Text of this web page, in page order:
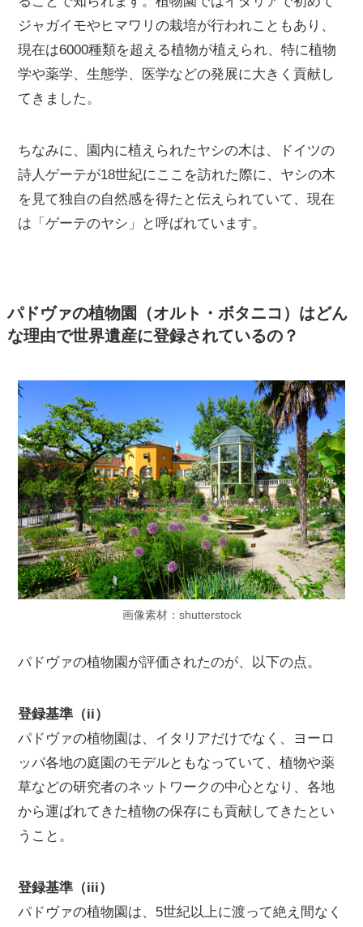
ジャガイモやヒマワリの栽培が行われこともあり、
現在は6000種類を超える植物が植えられ、特に植物
学や薬学、生態学、医学などの発展に大きく貢献し
てきました。
ちなみに、園内に植えられたヤシの木は、ドイツの
詩人ゲーテが18世紀にここを訪れた際に、ヤシの木
を見て独自の自然感を得たと伝えられていて、現在
は「ゲーテのヤシ」と呼ばれています。
パドヴァの植物園（オルト・ボタニコ）はどん
な理由で世界遺産に登録されているの？
画像素材：shutterstock
パドヴァの植物園が評価されたのが、以下の点。
登録基準（ii）
パドヴァの植物園は、イタリアだけでなく、ヨーロ
ッパ各地の庭園のモデルともなっていて、植物や薬
草などの研究者のネットワークの中心となり、各地
から運ばれてきた植物の保存にも貢献してきたとい
うこと。
登録基準（iii）
パドヴァの植物園は、5世紀以上に渡って絶え間なく